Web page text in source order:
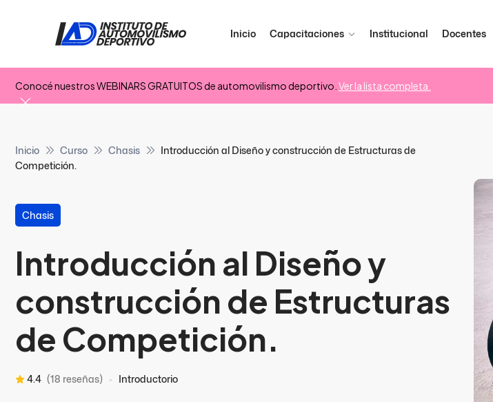
Inicio Capacitaciones Institucional Docentes
Conocé nuestros WEBINARS GRATUITOS de automovilismo deportivo. Ver la lista completa.
Inicio Curso Chasis
Introducción al Diseño y construcción de Estructuras de
Competición.
Chasis
Introducción al Diseño y
construcción de Estructuras
de Competición.
4.4 (18 reseñas) Introductorio